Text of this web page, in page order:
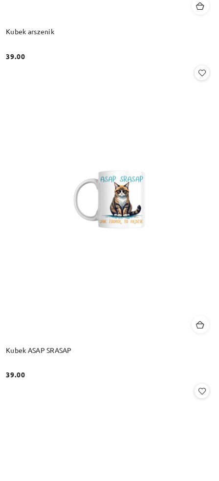
Kubek arszenik
Cena:
39.00
Kubek ASAP SRASAP
Cena:
39.00